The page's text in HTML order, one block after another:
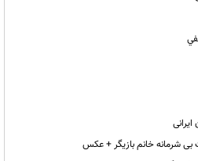
شرمانه خانم بازیگر + عکس